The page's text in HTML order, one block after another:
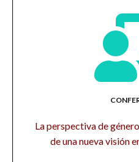
La perspectiva de
de una nueva visión